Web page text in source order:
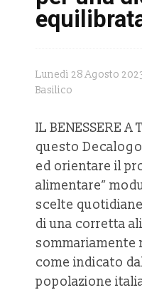
Lunedì 28 Agosto
Basilico
IL BENESSERE
questo
ed orientare il
alimentare”
scelte
di una corretta
come indicato
popolazione